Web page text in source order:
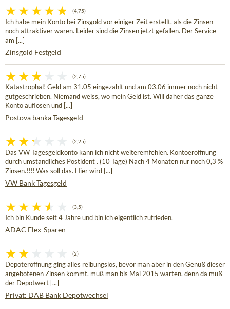
(4,75)
Ich habe mein Konto bei Zinsgold vor einiger Zeit erstellt, als die Zinsen
noch attraktiver waren. Leider sind die Zinsen jetzt gefallen. Der Service
am [...]
Zinsgold Festgeld
(2,75)
Katastrophal! Geld am 31.05 eingezahlt und am 03.06 immer noch nicht
gutgeschrieben. Niemand weiss, wo mein Geld ist. Will daher das ganze
Konto auflösen und [...]
Postova banka Tagesgeld
(2,25)
Das VW Tagesgeldkonto kann ich nicht weiteremfehlen. Kontoeröffnung
durch umständliches Postident . (10 Tage) Nach 4 Monaten nur noch 0,3 %
Zinsen.!!!! Was soll das. Hier wird [...]
VW Bank Tagesgeld
(3,5)
Ich bin Kunde seit 4 Jahre und bin ich eigentlich zufrieden.
ADAC Flex-Sparen
(2)
Depoteröffnung ging alles reibungslos, bevor man aber in den Genuß dieser
angebotenen Zinsen kommt, muß man bis Mai 2015 warten, denn da muß
der Depotwert [...]
Privat: DAB Bank Depotwechsel